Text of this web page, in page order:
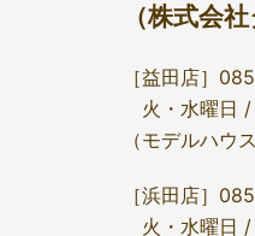
（株式会
［益田店］
火・水曜日 /
（モデルハウ
［浜田店］
火・水曜日 /